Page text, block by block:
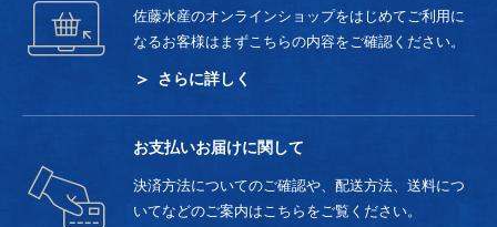
佐藤水産のオンラインショップをはじめてご利用に
なるお客様はまずこちらの内容をご確認ください。
さらに詳しく
お支払いお届けに関して
決済方法についてのご確認や、配送方法、送料につ
いてなどのご案内はこちらをご覧ください。